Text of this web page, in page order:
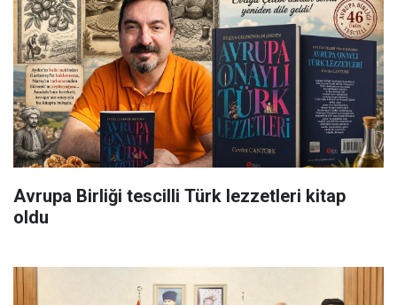
Avrupa Birliği tescilli Türk lezzetleri kitap
oldu